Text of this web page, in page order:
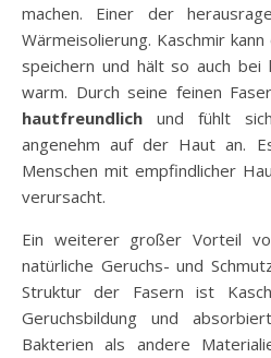
machen. Einer der
Wärmeisolierung. Kaschmir
speichern und hält so auch bei
warm. Durch seine feinen
hautfreundlich und fühlt
angenehm auf der Haut an.
Menschen mit empfindlicher
verursacht.
Ein weiterer großer Vorteil
natürliche Geruchs- und
Struktur der Fasern ist
Geruchsbildung und
Bakterien als andere